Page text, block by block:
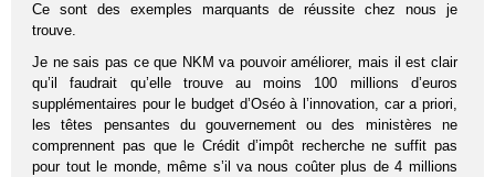
Ce sont des exemples marquants de réussite chez nous je
trouve.
Je ne sais pas ce que NKM va pouvoir améliorer, mais il est clair
qu’il faudrait qu’elle trouve au moins 100 millions d’euros
supplémentaires pour le budget d’Oséo à l’innovation, car a priori,
les têtes pensantes du gouvernement ou des ministères ne
comprennent pas que le Crédit d’impôt recherche ne suffit pas
pour tout le monde, même s’il va nous coûter plus de 4 millions